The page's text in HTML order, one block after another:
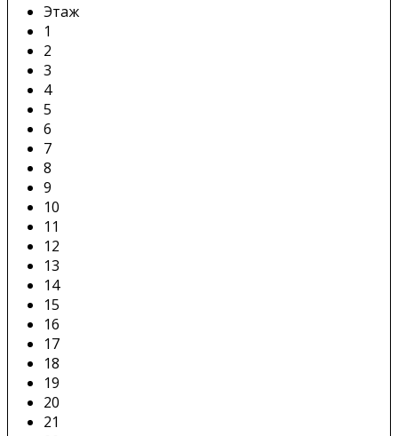
Этаж
1
2
3
4
5
6
7
8
9
10
11
12
13
14
15
16
17
18
19
20
21